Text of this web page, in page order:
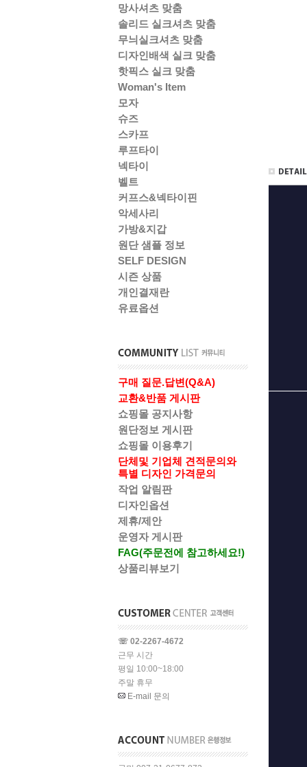
망사셔츠 맞춤
솔리드 실크셔츠 맞춤
무늬실크셔츠 맞춤
디자인배색 실크 맞춤
핫픽스 실크 맞춤
Woman's Item
모자
슈즈
스카프
루프타이
넥타이
벨트
커프스&넥타이핀
악세사리
가방&지갑
원단 샘플 정보
SELF DESIGN
시즌 상품
개인결재란
유료옵션
구매 질문.답변(Q&A)
교환&반품 게시판
쇼핑몰 공지사항
원단정보 게시판
쇼핑몰 이용후기
단체및 기업체 견적문의와
특별 디자인 가격문의
작업 알림판
디자인옵션
제휴/제안
운영자 게시판
FAG(주문전에 참고하세요!)
상품리뷰보기
☏ 02-2267-4672
근무 시간
평일 10:00~18:00
주말 휴무
E-mail 문의